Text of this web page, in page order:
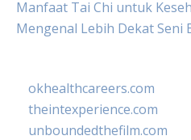
Manfaat Tai Chi untuk
Mengenal Lebih Dekat Seni
okhealthcareers.com
theintexperience.com
unboundedthefilm.com